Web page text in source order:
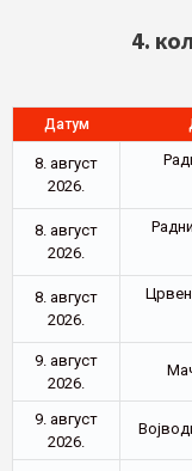
4.
Датум
8. август
2026.
8. август
2026.
8. август
2026.
9. август
2026.
9. август
2026.